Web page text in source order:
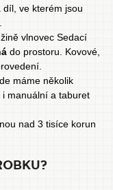
ve kterém jsou
vlnovec Sedací
do prostoru. Kovové,
máme několik
manuální a taburet
nad 3 tisíce korun